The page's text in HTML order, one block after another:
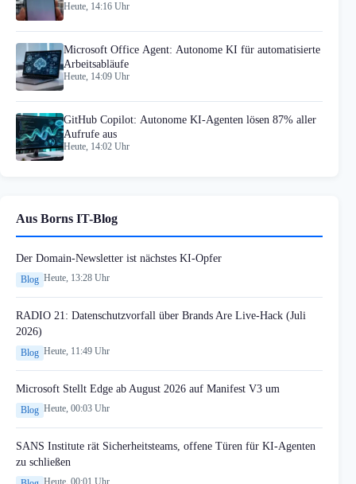
Heute, 14:16 Uhr
Microsoft Office Agent: Autonome KI für automatisierte
Arbeitsabläufe
Heute, 14:09 Uhr
GitHub Copilot: Autonome KI-Agenten lösen 87% aller
Aufrufe aus
Heute, 14:02 Uhr
Aus Borns IT-Blog
Der Domain-Newsletter ist nächstes KI-Opfer
Blog Heute, 13:28 Uhr
RADIO 21: Datenschutzvorfall über Brands Are Live-Hack (Juli
2026)
Blog Heute, 11:49 Uhr
Microsoft Stellt Edge ab August 2026 auf Manifest V3 um
Blog Heute, 00:03 Uhr
SANS Institute rät Sicherheitsteams, offene Türen für KI-Agenten
zu schließen
Heute, 00:01 Uhr